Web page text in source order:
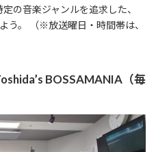
の音楽ジャンルを追求した、
う。 （※放送曜日・時間帯は、
BOSSAMANIA（毎